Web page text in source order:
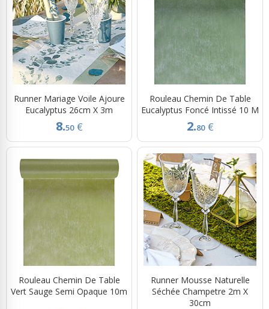
Runner Mariage Voile Ajoure
Eucalyptus 26cm X 3m
8.50 €
Rouleau Chemin De Table
Eucalyptus Foncé Intissé 10 M
2.80 €
Rouleau Chemin De Table
Vert Sauge Semi Opaque 10m
Runner Mousse Naturelle
Séchée Champetre 2m X
30cm